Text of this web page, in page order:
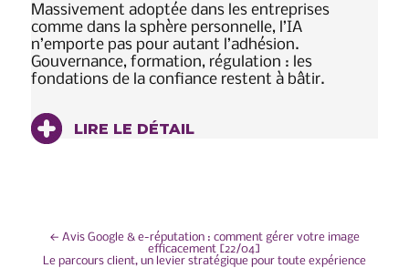
Massivement adoptée dans les entreprises
comme dans la sphère personnelle, l’IA
n’emporte pas pour autant l’adhésion.
Gouvernance, formation, régulation : les
fondations de la confiance restent à bâtir.
LIRE LE DÉTAIL
NAVIGATION
← Avis Google & e-réputation : comment gérer votre image
efficacement [22/04]
Le parcours client, un levier stratégique pour toute expérience